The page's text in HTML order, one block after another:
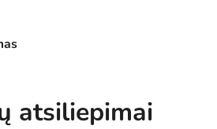
atsiliepimai